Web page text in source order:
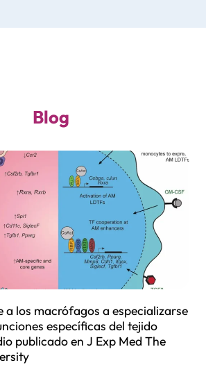
Blog
a los macrófagos a especializarse
específicas del tejido
publicado en J Exp Med The